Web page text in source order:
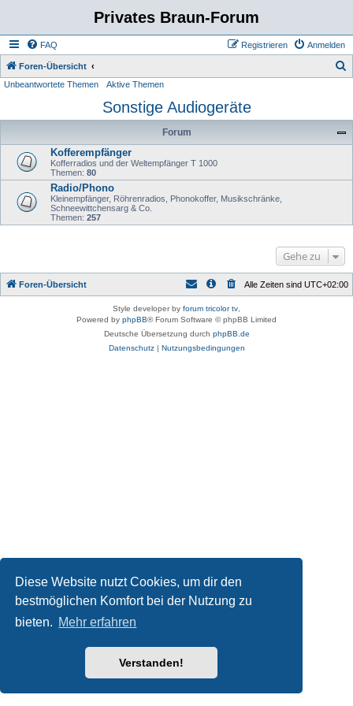
Diese Website nutzt Cookies, um dir den
bestmöglichen Komfort bei der Nutzung zu
bieten. Mehr erfahren
Verstanden!
Privates Braun-Forum
FAQ Anmelden
Registrieren
Foren-Übersicht
h
Unbeantwortete Themen Aktive Themen
Sonstige Audiogeräte
Forum
Kofferempfänger
Kofferradios und der Weltempfänger T 1000
Themen: 80
Radio/Phono
Kleinempfänger, Röhrenradios, Phonokoffer, Musikschränke,
Schneewittchensarg & Co.
Themen: 257
Gehe zu
Foren-Übersicht Alle Zeiten sind UTC+02:00
Style developer by forum tricolor tv
Powered by phpBB® Forum Software © phpBB Limited
Deutsche Übersetzung durch phpBB.de
Datenschutz| Nutzungsbedingungen